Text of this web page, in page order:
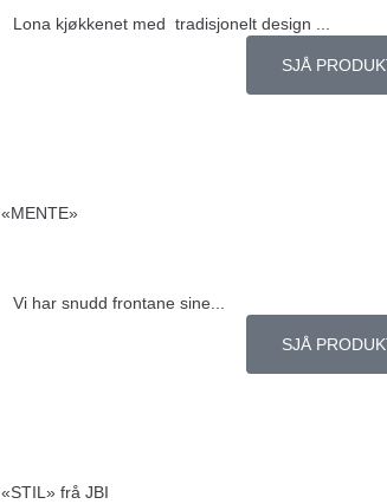
Lona kjøkkenet med tradisjonelt design ...
SJÅ
«MENTE»
Vi har snudd frontane sine...
SJÅ
«STIL» frå JBI